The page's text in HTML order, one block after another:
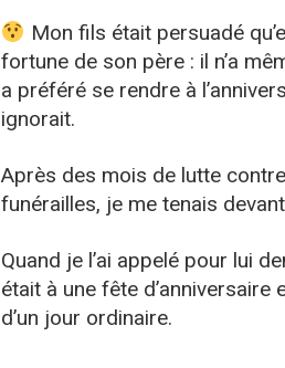
Mon fils était persuadé
fortune de son père : il n’a
a préféré se rendre à
ignorait.
Après des mois de lutte
funérailles, je me tenais
Quand je l’ai appelé pour lui
était à une fête d’anniversaire
d’un jour ordinaire.